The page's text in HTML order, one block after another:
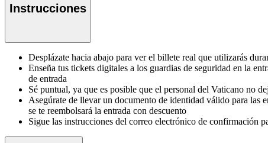
Instrucciones
Desplázate hacia abajo para ver el billete real que utilizarás
Enseña tus tickets digitales a los guardias de seguridad en la
de entrada
Sé puntual, ya que es posible que el personal del Vaticano no
Asegúrate de llevar un documento de identidad válido para las
se te reembolsará la entrada con descuento
Sigue las instrucciones del correo electrónico de confirmación